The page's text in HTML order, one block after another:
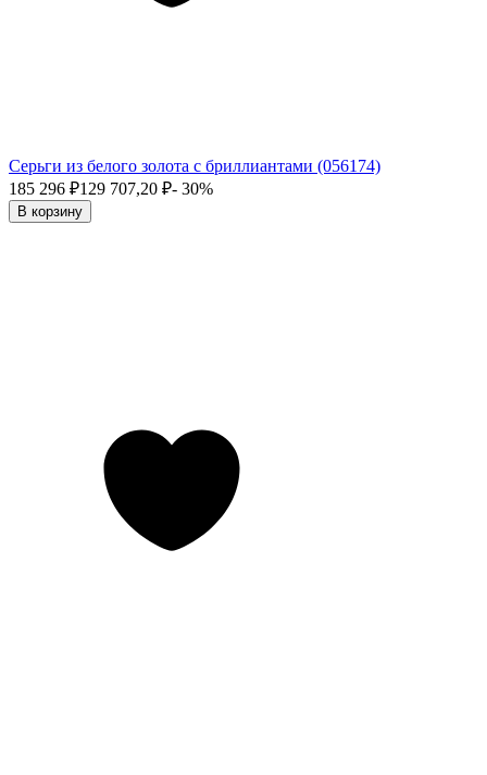
Серьги из белого золота с бриллиантами (056174)
185 296 ₽129 707,20 ₽- 30%
В корзину